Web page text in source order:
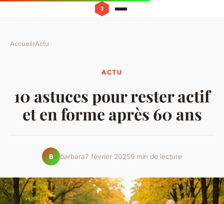
Accueil›Actu
ACTU
10 astuces pour rester actif
et en forme après 60 ans
B barbara7 février 20259 min de lecture